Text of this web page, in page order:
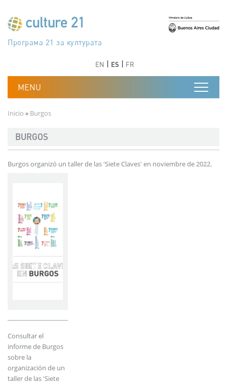
جدول أعمال القرن 21 للثقافة
Програма 21 за културата
Agenda 21 de la cultura
Agjenda 21 për kulturë
Agenda 21 van cultuur
Agenda 21 for culture
Kulturaren Agenda 21
Agenda 21 de la culture
Axenda 21 da cultura
Agenda 21 für Kultur
Agenda 21 della cultura
文化のためのアジェンダ21
دستورکار 21 برای فرهنگ
Agenda 21 dla kultury
Agenda 21 da cultura
Повестка дня 21 для культуры
Agenda 21 za kulturu
Agenda 21 de la cultura
Agenda 21 för kulturen
Kültür için Gündem 21
Порядок денний 21 для культури
EN ES FR
Ruta de navegación
Inicio Burgos
BURGOS
Burgos organizó un taller de las 'Siete Claves' en noviembre de 2022.
Consultar el
informe de Burgos
sobre la
organización de un
taller de las 'Siete